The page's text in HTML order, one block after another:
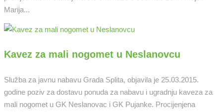
Marija...
Kavez za mali nogomet u Neslanovcu
Služba za javnu nabavu Grada Splita, objavila je 25.03.2015.
godine poziv za dostavu ponuda za nabavu i ugradnju kaveza za
mali nogomet u GK Neslanovac i GK Pujanke. Procijenjena